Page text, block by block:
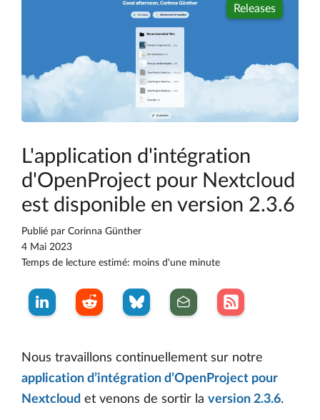
Releases
L'application d'intégration
d'OpenProject pour Nextcloud
est disponible en version 2.3.6
Publié par Corinna Günther
4 Mai 2023
Temps de lecture estimé: moins d'une minute
Nous travaillons continuellement sur notre
application d’intégration d’OpenProject pour
Nextcloud et venons de sortir la version 2.3.6.